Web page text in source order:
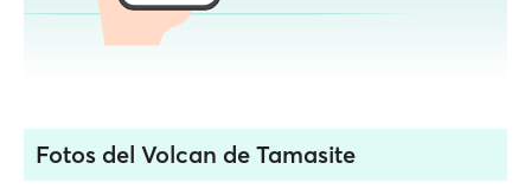
Fotos del Volcan de Tamasite